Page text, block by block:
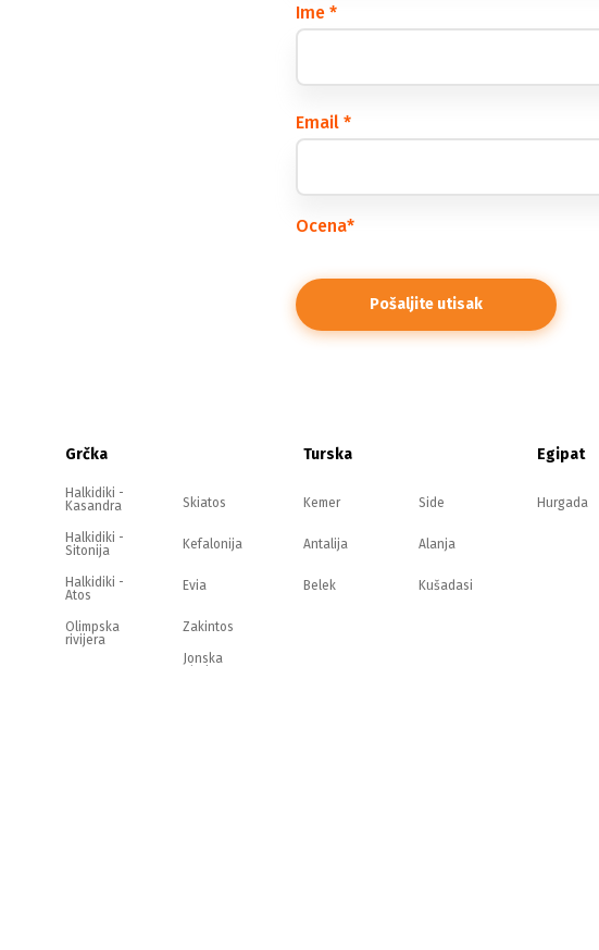
Ime *
Email *
Ocena*
Grčka
Halkidiki -
Kasandra
Halkidiki -
Sitonija
Halkidiki -
Atos
Olimpska
rivijera
Skiatos
Kefalonija
Evia
Zakintos
Jonska
obala
Turska
Kemer
Antalija
Belek
Side
Alanja
Kušadasi
Egipat
Hurgada